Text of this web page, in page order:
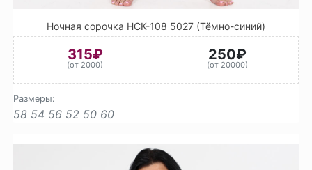
Ночная сорочка НСК-108 5027 (Тёмно-синий)
315₽
(от 2000)
250₽
(от 20000)
Размеры:
58 54 56 52 50 60